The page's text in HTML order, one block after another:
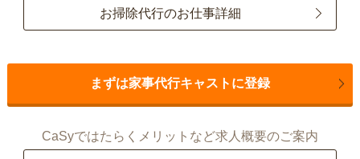
お掃除代行のお仕事詳細
まずは家事代行キャストに登録
CaSyではたらくメリットなど求人概要のご案内